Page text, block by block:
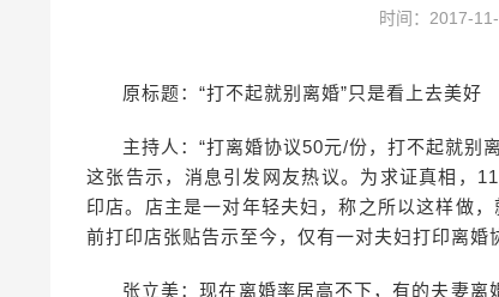
时间：2017-
原标题：“打不起就别离婚”只是看上去美好
主持人：“打离婚协议50元/份，打不起就别
这张告示，消息引发网友热议。为求证真相，
印店。店主是一对年轻夫妇，称之所以这样做
前打印店张贴告示至今，仅有一对夫妇打印离婚
张立美：现在离婚率居高不下，有的夫妻